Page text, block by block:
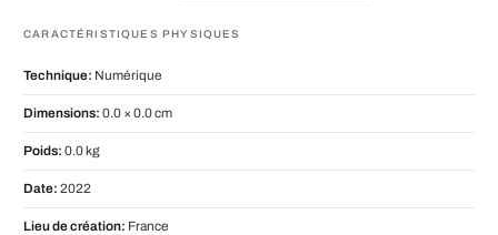
CARACTÉRISTIQUES PHYSIQUES
Technique: Numérique
Dimensions: 0.0 × 0.0 cm
Poids: 0.0 kg
Date: 2022
Lieu de création: France